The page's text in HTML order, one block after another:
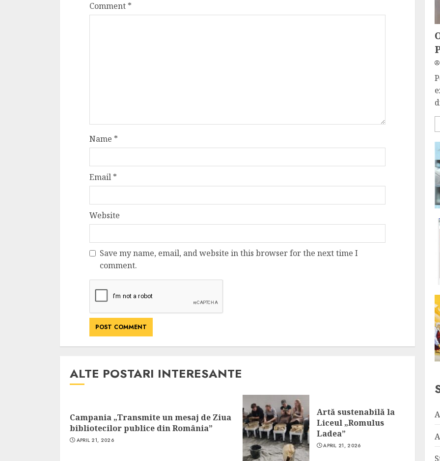
Comment *
Name *
Email *
Website
Save my name, email, and website in this browser for the next time I
comment.
ALTE POSTARI INTERESANTE
Campania „Transmite un mesaj de Ziua
bibliotecilor publice din România”
APRIL 21, 2026
Artă sustenabilă la
Liceul „Romulus
Ladea”
APRIL 21, 2026